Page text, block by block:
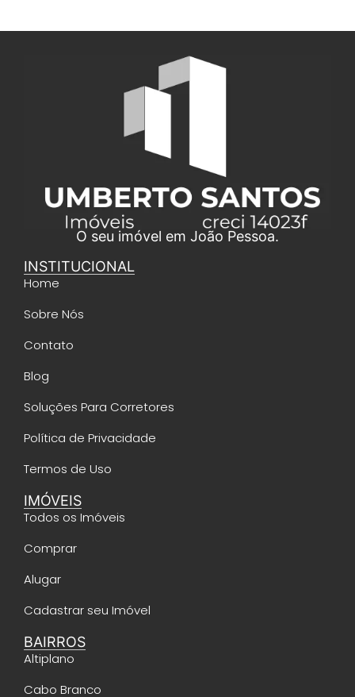
O seu imóvel em João Pessoa.
INSTITUCIONAL
Home
Sobre Nós
Contato
Blog
Soluções Para Corretores
Política de Privacidade
Termos de Uso
IMÓVEIS
Todos os Imóveis
Comprar
Alugar
Cadastrar seu Imóvel
BAIRROS
Altiplano
Cabo Branco